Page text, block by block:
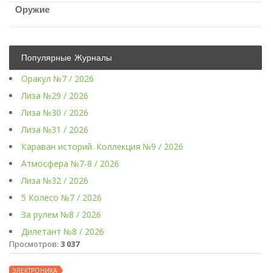
Оружие
Популярные Журналы
Оракул №7 / 2026
Лиза №29 / 2026
Лиза №30 / 2026
Лиза №31 / 2026
Караван историй. Коллекция №9 / 2026
Атмосфера №7-8 / 2026
Лиза №32 / 2026
5 Колесо №7 / 2026
За рулем №8 / 2026
Дилетант №8 / 2026
Просмотров: 3 037
ЭЛЕКТРОНИКА